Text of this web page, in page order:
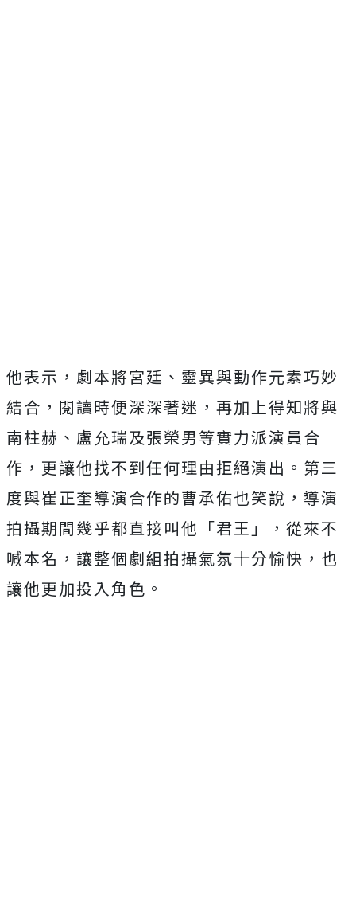
他表示，劇本將宮廷、 靈異與動作元素巧妙
結合，閱讀時便深深著迷， 再加上得知將與
南柱赫、盧允瑞及張榮男等實力派演員合
作， 更讓他找不到任何理由拒絕演出。 第三
度與崔正奎導演合作的曹承佑也笑說， 導演
拍攝期間幾乎都直接叫他「君王」，從來不
喊本名， 讓整個劇組拍攝氣氛十分愉快，也
讓他更加投入角色。